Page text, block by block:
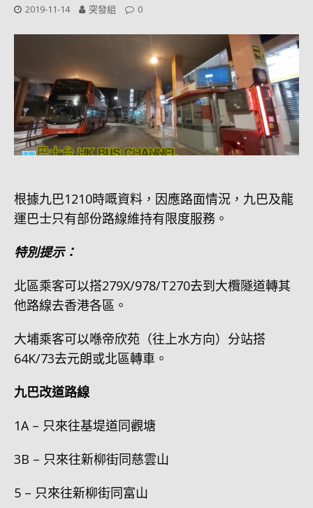
2019-11-14 突發組 0
根據九巴1210時嘅資料，因應路面情況，九巴及龍
運巴士只有部份路線維持有限度服務。
特別提示：
北區乘客可以搭279X/978/T270去到大欖隧道轉其
他路線去香港各區。
大埔乘客可以喺帝欣苑（往上水方向）分站搭
64K/73去元朗或北區轉車。
九巴改道路線
1A – 只來往基堤道同觀塘
3B – 只來往新柳街同慈雲山
5 – 只來往新柳街同富山